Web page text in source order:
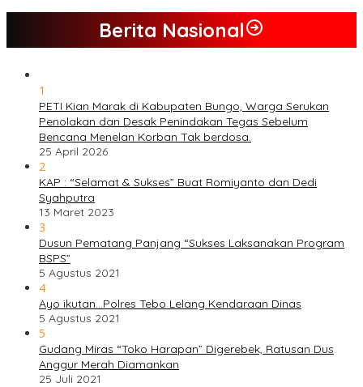
Berita Nasional
1
PETI Kian Marak di Kabupaten Bungo, Warga Serukan
Penolakan dan Desak Penindakan Tegas Sebelum
Bencana Menelan Korban Tak berdosa.
25 April 2026
2
KAP : “Selamat & Sukses” Buat Romiyanto dan Dedi
Syahputra
13 Maret 2023
3
Dusun Pematang Panjang “Sukses Laksanakan Program
BSPS”
5 Agustus 2021
4
Ayo ikutan…Polres Tebo Lelang Kendaraan Dinas
5 Agustus 2021
5
Gudang Miras “Toko Harapan” Digerebek, Ratusan Dus
Anggur Merah Diamankan
25 Juli 2021